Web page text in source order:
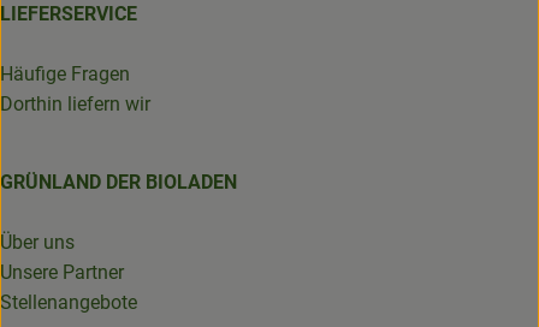
LIEFERSERVICE
Häufige Fragen
Dorthin liefern wir
GRÜNLAND DER BIOLADEN
Über uns
Unsere Partner
Stellenangebote